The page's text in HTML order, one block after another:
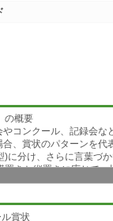
の概要
コンクール、記録会な
合、賞状のパターンを
)に分け、さらに言葉づ
置きと縦置きに応じて
用紙では縦書きと横書
も賞状を出したいとき
つ用意しました。
ル賞状